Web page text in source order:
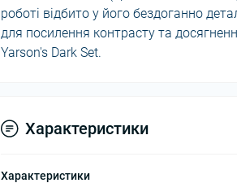
роботі відбито у його бездоганно
для посилення контрасту та
Yarson's Dark Set.
Характеристики
Характеристики